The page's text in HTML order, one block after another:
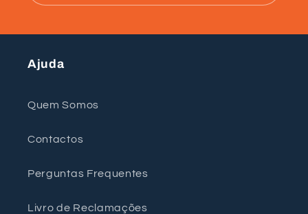
Ajuda
Quem Somos
Contactos
Perguntas Frequentes
Livro de Reclamações